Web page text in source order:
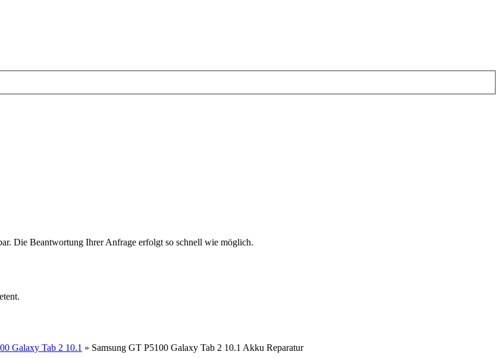
Die Beantwortung Ihrer Anfrage erfolgt so schnell wie möglich.
Galaxy Tab 2 10.1 » Samsung GT P5100 Galaxy Tab 2 10.1 Akku Reparatur